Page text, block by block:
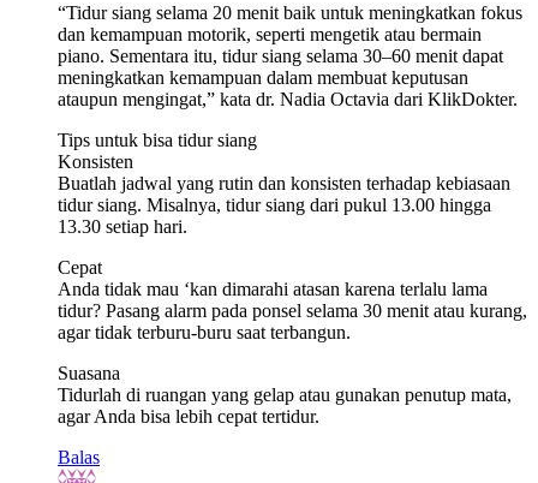
“Tidur siang selama 20 menit baik untuk meningkatkan fokus
dan kemampuan motorik, seperti mengetik atau bermain
piano. Sementara itu, tidur siang selama 30–60 menit dapat
meningkatkan kemampuan dalam membuat keputusan
ataupun mengingat,” kata dr. Nadia Octavia dari KlikDokter.
Tips untuk bisa tidur siang
Konsisten
Buatlah jadwal yang rutin dan konsisten terhadap kebiasaan
tidur siang. Misalnya, tidur siang dari pukul 13.00 hingga
13.30 setiap hari.
Cepat
Anda tidak mau ‘kan dimarahi atasan karena terlalu lama
tidur? Pasang alarm pada ponsel selama 30 menit atau kurang,
agar tidak terburu-buru saat terbangun.
Suasana
Tidurlah di ruangan yang gelap atau gunakan penutup mata,
agar Anda bisa lebih cepat tertidur.
Balas